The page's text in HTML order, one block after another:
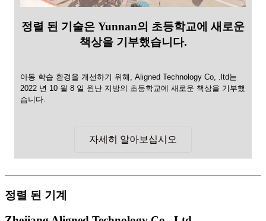
정렬 된 기술은 Yunnan의 초등학교에 새로운
책상을 기부했습니다.
아동 학습 환경을 개선하기 위해, Aligned Technology Co, .ltd는
2022 년 10 월 8 일 윈난 지방의 초등학교에 새로운 책상을 기부했
습니다.
자세히 알아보십시오
정렬 된 기계